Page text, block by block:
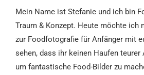
Mein Name ist Stefanie und ich bin
Traum & Konzept. Heute möchte ich
zur Foodfotografie für Anfänger mit
sehen, dass ihr keinen Haufen
um fantastische Food-Bilder zu